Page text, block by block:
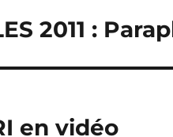
2011 :
en vidéo